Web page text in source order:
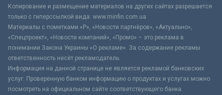
Копирование и размещение материалов на других сайтах разрешается
только с гиперссылкой вида: www.minfin.com.ua
Материалы с пометками «Р», «Новости партнёров», «Актуально»,
«Спецпроект», «Новости компаний», «Промо» – это реклама в
понимании Закона Украины «О рекламе». За содержание рекламы
ответственность несёт рекламодатель.
Информация на данной странице не является рекламой банковских
услуг. Проверенную банком информацию о продуктах и услугах можно
посмотреть на официальном сайте соответствующего банка.